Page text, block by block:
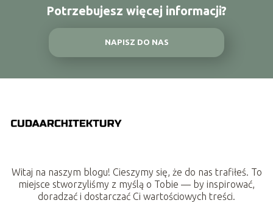
Potrzebujesz więcej informacji?
NAPISZ DO NAS
Witaj na naszym blogu! Cieszymy się, że do nas trafiłeś. To
miejsce stworzyliśmy z myślą o Tobie — by inspirować,
doradzać i dostarczać Ci wartościowych treści.